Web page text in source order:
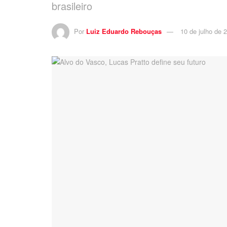
brasileiro
Por Luiz Eduardo Rebouças 10 de julho de